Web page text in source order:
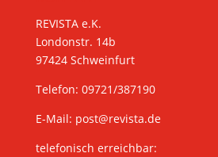
REVISTA e.K.
Londonstr. 14b
97424 Schweinfurt
Telefon: 09721/387190
E-Mail: post@revista.de
telefonisch erreichbar: